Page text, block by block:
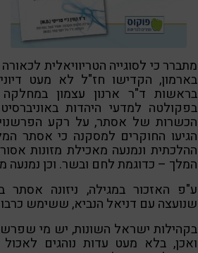
מתברר כי לסוגייה הטריוויאלית
בארמון, הקדישו חז"ל לא מעט
בראשות ד"ר ארנון עצמון
בפקולטה למדעי היהדות
הכשרות של אסתר, על רקע
הגיעו החוקרים למסקנה כי אסתר
ההלכתית ונמנעה מאכילת מזונות
המלך – כדוגמת לחם ובשר. וכן נמנעה
ע"פ האזכור במגילה, ניזונה אסתר
שנועצה עם דניאל הנביא, ששימש
בקהילות ישראל השונות, יש מי שפרש
ואכן, בלא מעט עדות נוהגים